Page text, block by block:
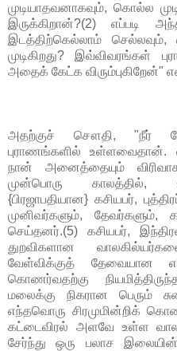
முடியாதவனாகவும், கொல்ல
இருக்கிறான்?(2) எப்படி
இடத்திற்கெல்லாம் செல்லவும்,
முடிகிறது? இவ்விவரங்கள்
அதைக் கேட்க விரும்புகிறேன்"
அதற்குச் சௌதி, "நீர்
புராணங்களில் உள்ளவைதான். ஓ
நான் அனைத்தையும்
முன்பொரு காலத்தில்,
{பிரஜாபதியான} கசியபர்,
முனிவர்களும், தேவர்களும்,
செய்தனர்.(5) கசியபர்,
துறவிகளான
வேள்விக்குத் தேவையான
கொணர்வதற்கு
மலைக்கு நிகரான பெரும்
எந்தவொரு சிரமுமின்றிக்
கட்டைவிரல் அளவே உள்ள
சேர்ந்து ஒரு பலாச